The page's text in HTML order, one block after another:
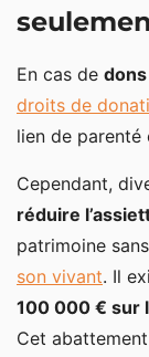
En cas de
droits de
lien de parenté
Cependant,
réduire
patrimoine
son vivant. Il
100 000 € sur
Cet